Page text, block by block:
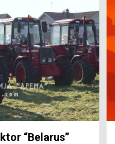
“Belarus”